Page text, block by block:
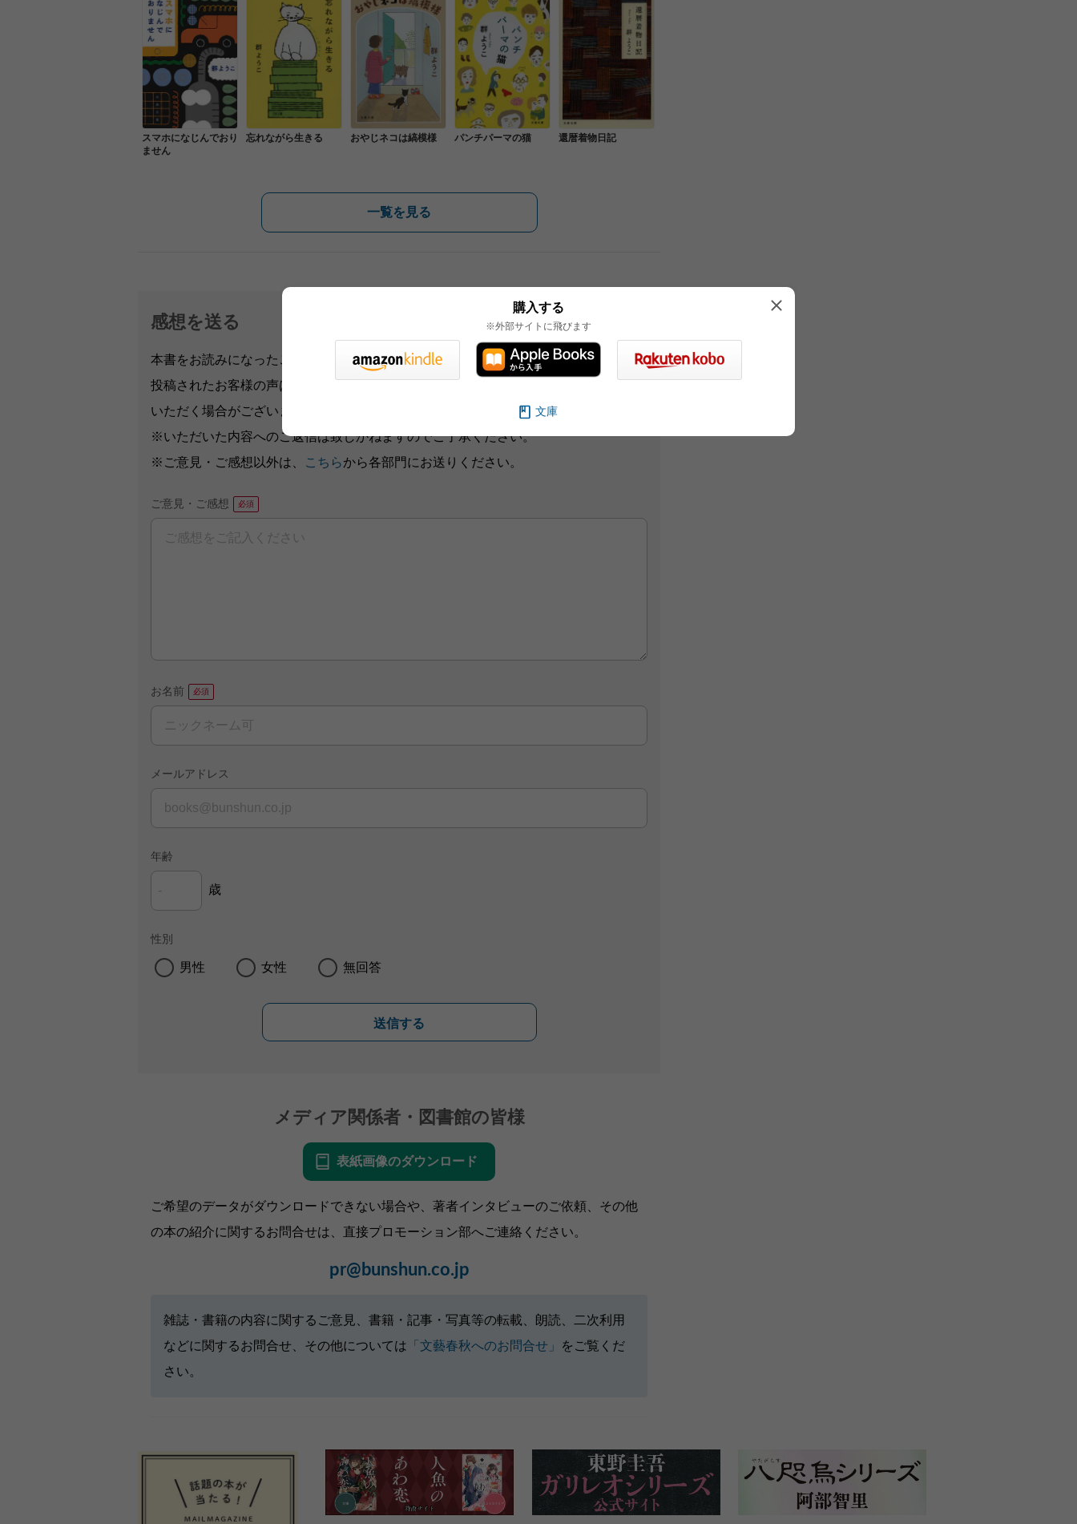
スマホになじんでおり
ません
忘れながら生きる おやじネコは縞模様 パンチパーマの猫 還暦着物日記
一覧を見る
感想を送る
本書をお読みになったご意見・ご感想をお寄せください。
投稿されたお客様の声は、弊社ウェブサイト、また新聞・雑誌広告などに掲載させて
いただく場合がございます。
※いただいた内容へのご返信は致しかねますのでご了承ください。
※ご意見・ご感想以外は、
こちらから各部門にお送りください。
ご意見・ご感想
お名前
メールアドレス
年齢
歳
性別
男性 女性 無回答
送信する
メディア関係者・図書館の皆様
表紙画像のダウンロード
ご希望のデータがダウンロードできない場合や、著者インタビューのご依頼、その他
の本の紹介に関するお問合せは、直接プロモーション部へご連絡ください。
pr@bunshun.co.jp
雑誌・書籍の内容に関するご意見、書籍・記事・写真等の転載、朗読、二次利用
などに関するお問合せ、その他については 「文藝春秋へのお問合せ」
をご覧くだ
さい。
購入する
※外部サイトに飛びます
文庫